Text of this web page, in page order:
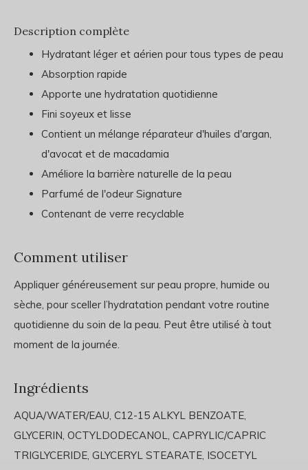
Description complète
Hydratant léger et aérien pour tous types de peau
Absorption rapide
Apporte une hydratation quotidienne
Fini soyeux et lisse
Contient un mélange réparateur d'huiles d'argan,
d'avocat et de macadamia
Améliore la barrière naturelle de la peau
Parfumé de l'odeur Signature
Contenant de verre recyclable
Comment utiliser
Appliquer généreusement sur peau propre, humide ou
sèche, pour sceller l’hydratation pendant votre routine
quotidienne du soin de la peau. Peut être utilisé à tout
moment de la journée.
Ingrédients
AQUA/WATER/EAU, C12-15 ALKYL BENZOATE,
GLYCERIN, OCTYLDODECANOL, CAPRYLIC/CAPRIC
TRIGLYCERIDE, GLYCERYL STEARATE, ISOCETYL